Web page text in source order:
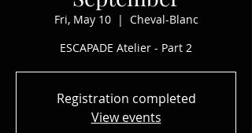
Fri, May 10
  |
Cheval-Blanc
ESCAPADE Atelier - Part 2
Registration completed
View events